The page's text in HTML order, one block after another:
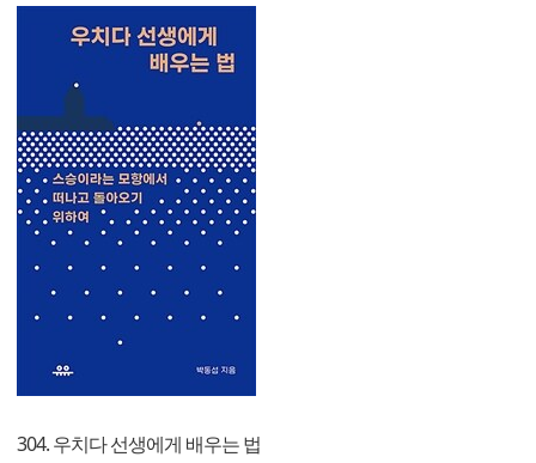
304. 우치다 선생에게 배우는 법